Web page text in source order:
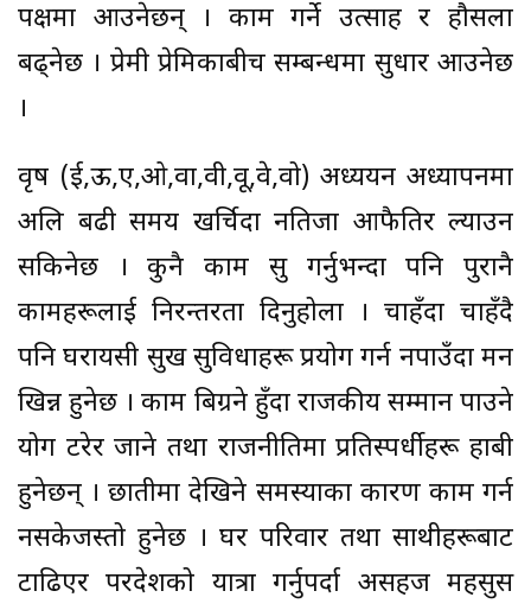
पक्षमा आउनेछन् । काम गर्ने उत्साह र हौसला
बढ्नेछ । प्रेमी प्रेमिकाबीच सम्बन्धमा सुधार आउनेछ
।
वृष (ई,ऊ,ए,ओ,वा,वी,वू,वे,वो) अध्ययन अध्यापनमा
अलि बढी समय खर्चिदा नतिजा आफैतिर ल्याउन
सकिनेछ । कुनै काम सुरु गर्नुभन्दा पनि पुरानै
कामहरूलाई निरन्तरता दिनुहोला । चाहँदा चाहँदै
पनि घरायसी सुख सुविधाहरू प्रयोग गर्न नपाउँदा मन
खिन्न हुनेछ । काम बिग्रने हुँदा राजकीय सम्मान पाउने
योग टरेर जाने तथा राजनीतिमा प्रतिस्पर्धीहरू हाबी
हुनेछन् । छातीमा देखिने समस्याका कारण काम गर्न
नसकेजस्तो हुनेछ । घर परिवार तथा साथीहरूबाट
टाढिएर परदेशको यात्रा गर्नुपर्दा असहज महसुस